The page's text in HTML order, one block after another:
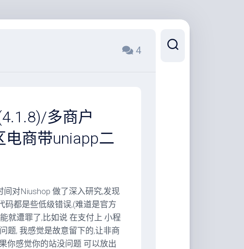
4
多商户
电商带uniapp二
对Niushop 做了深入研究,发现
码都是些低级错误,(难道是官方
就遭罪了,比如说 在支付上 小程
题, 我感觉是故意留下的,让非商
你感觉你的站没问题 可以放出